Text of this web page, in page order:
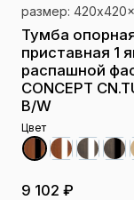
размер:
Тумба
приставная 1
распашной
CONCEPT
B/W
Цвет
9 102 ₽